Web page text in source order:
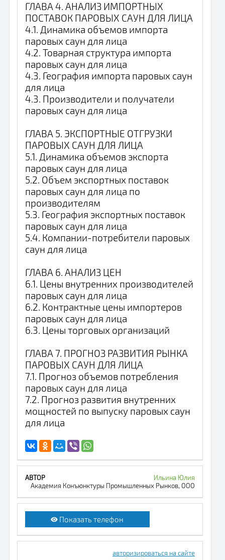
ГЛАВА 4. АНАЛИЗ ИМПОРТНЫХ
ПОСТАВОК ПАРОВЫХ САУН ДЛЯ ЛИЦА
4.1. Динамика объемов импорта
паровых саун для лица
4.2. Товарная структура импорта
паровых саун для лица
4.3. География импорта паровых саун
для лица
4.3. Производители и получатели
паровых саун для лица
ГЛАВА 5. ЭКСПОРТНЫЕ ОТГРУЗКИ
ПАРОВЫХ САУН ДЛЯ ЛИЦА
5.1. Динамика объемов экспорта
паровых саун для лица
5.2. Объем экспортных поставок
паровых саун для лица по
производителям
5.3. География экспортных поставок
паровых саун для лица
5.4. Компании-потребители паровых
саун для лица
ГЛАВА 6. АНАЛИЗ ЦЕН
6.1. Цены внутренних производителей
паровых саун для лица
6.2. Контрактные цены импортеров
паровых саун для лица
6.3. Цены торговых организаций
ГЛАВА 7. ПРОГНОЗ РАЗВИТИЯ РЫНКА
ПАРОВЫХ САУН ДЛЯ ЛИЦА
7.1. Прогноз объемов потребления
паровых саун для лица
7.2. Прогноз развития внутренних
мощностей по выпуску паровых саун
для лица
Ильина Юлия
Академия Конъюнктуры Промышленных Рынков, ООО
Показать телефон
авторизироваться на сайте